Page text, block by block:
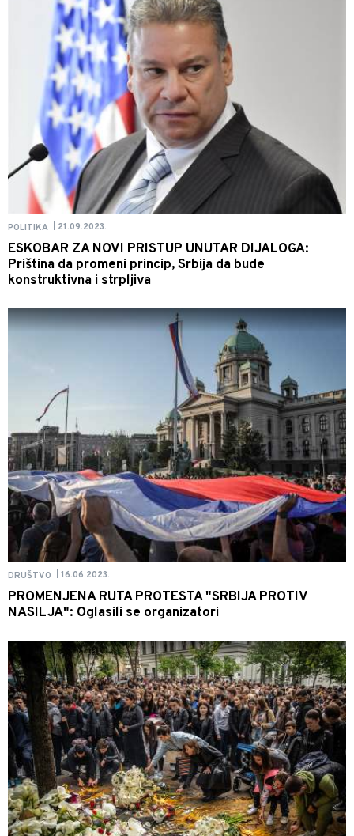
POLITIKA 21.09.2023.
ESKOBAR ZA NOVI PRISTUP UNUTAR DIJALOGA:
Priština da promeni princip, Srbija da bude
konstruktivna i strpljiva
DRUŠTVO 16.06.2023.
PROMENJENA RUTA PROTESTA "SRBIJA PROTIV
NASILJA": Oglasili se organizatori